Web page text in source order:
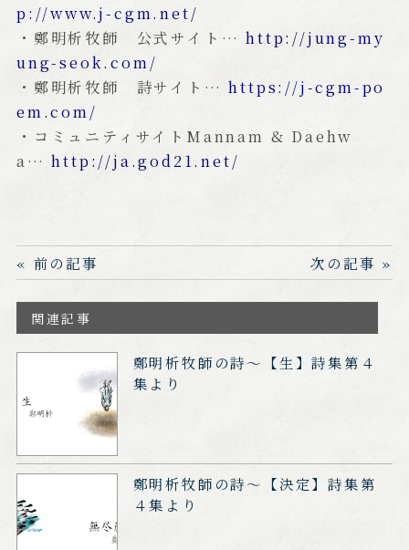
p://www.j-cgm.net/
・鄭明析牧師 公式サイト…http://jung-my
ung-seok.com/
・鄭明析牧師 詩サイト…https://j-cgm-po
em.com/
・コミュニティサイトMannam & Daehw
a…http://ja.god21.net/
« 前の記事 次の記事 »
関連記事
鄭明析牧師の詩～【生】詩集第４
集より
鄭明析牧師の詩～【決定】詩集第
４集より